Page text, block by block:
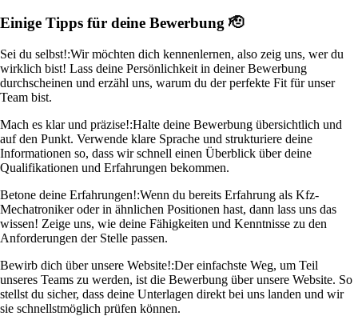
Einige Tipps für deine Bewerbung 🫡
Sei du selbst!:Wir möchten dich kennenlernen, also zeig uns, wer du
wirklich bist! Lass deine Persönlichkeit in deiner Bewerbung
durchscheinen und erzähl uns, warum du der perfekte Fit für unser
Team bist.
Mach es klar und präzise!:Halte deine Bewerbung übersichtlich und
auf den Punkt. Verwende klare Sprache und strukturiere deine
Informationen so, dass wir schnell einen Überblick über deine
Qualifikationen und Erfahrungen bekommen.
Betone deine Erfahrungen!:Wenn du bereits Erfahrung als Kfz-
Mechatroniker oder in ähnlichen Positionen hast, dann lass uns das
wissen! Zeige uns, wie deine Fähigkeiten und Kenntnisse zu den
Anforderungen der Stelle passen.
Bewirb dich über unsere Website!:Der einfachste Weg, um Teil
unseres Teams zu werden, ist die Bewerbung über unsere Website. So
stellst du sicher, dass deine Unterlagen direkt bei uns landen und wir
sie schnellstmöglich prüfen können.